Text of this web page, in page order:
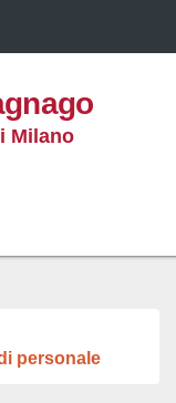
Milano
personale